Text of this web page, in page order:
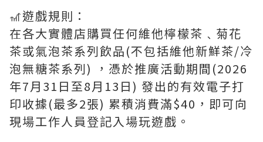
🎢遊戲規則：
在各大實體店購買任何維他檸檬茶﹑菊花
茶或氣泡茶系列飲品(不包括維他新鮮茶/冷
泡無糖茶系列) ，憑於推廣活動期間(2026
年7月31日至8月13日) 發出的有效電子打
印收據(最多2張) 累積消費滿$40，即可向
現場工作人員登記入場玩遊戲。